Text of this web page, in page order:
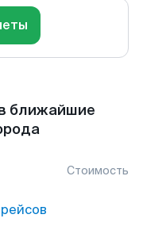
ближайшие
Стоимость